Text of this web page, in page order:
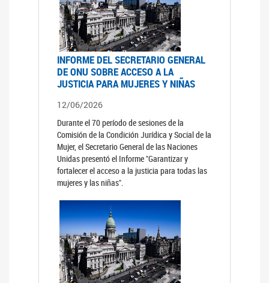
INFORME DEL SECRETARIO GENERAL
DE ONU SOBRE ACCESO A LA
JUSTICIA PARA MUJERES Y NIÑAS
12/06/2026
Durante el 70 período de sesiones de la
Comisión de la Condición Jurídica y Social de la
Mujer, el Secretario General de las Naciones
Unidas presentó el Informe "Garantizar y
fortalecer el acceso a la justicia para todas las
mujeres y las niñas".